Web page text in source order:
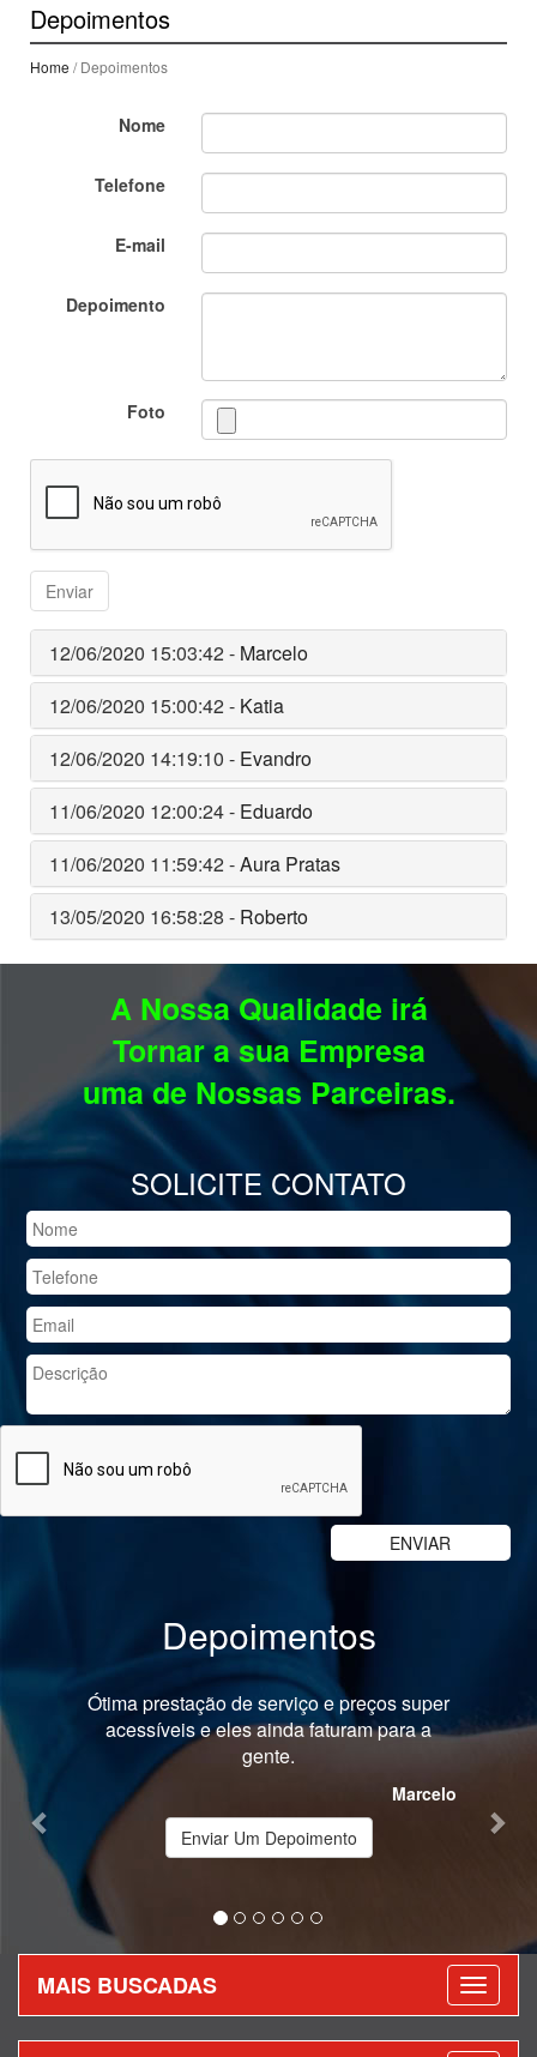
Depoimentos
Home / Depoimentos
Nome
Telefone
E-mail
Depoimento
Foto
12/06/2020 15:03:42 - Marcelo
12/06/2020 15:00:42 - Katia
12/06/2020 14:19:10 - Evandro
11/06/2020 12:00:24 - Eduardo
11/06/2020 11:59:42 -Aura Pratas
13/05/2020 16:58:28 - Roberto
A Nossa Qualidade irá
Tornar a sua Empresa
uma de Nossas Parceiras.
SOLICITE CONTATO
Depoimentos
super
a
Recomendo os serviços prestados da Prime
Entregas.
Previous
Enviar Um Depoimento
MAIS BUSCADAS